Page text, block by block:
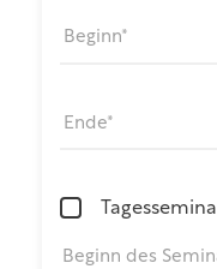
Beginn*
Ende*
Beginn des